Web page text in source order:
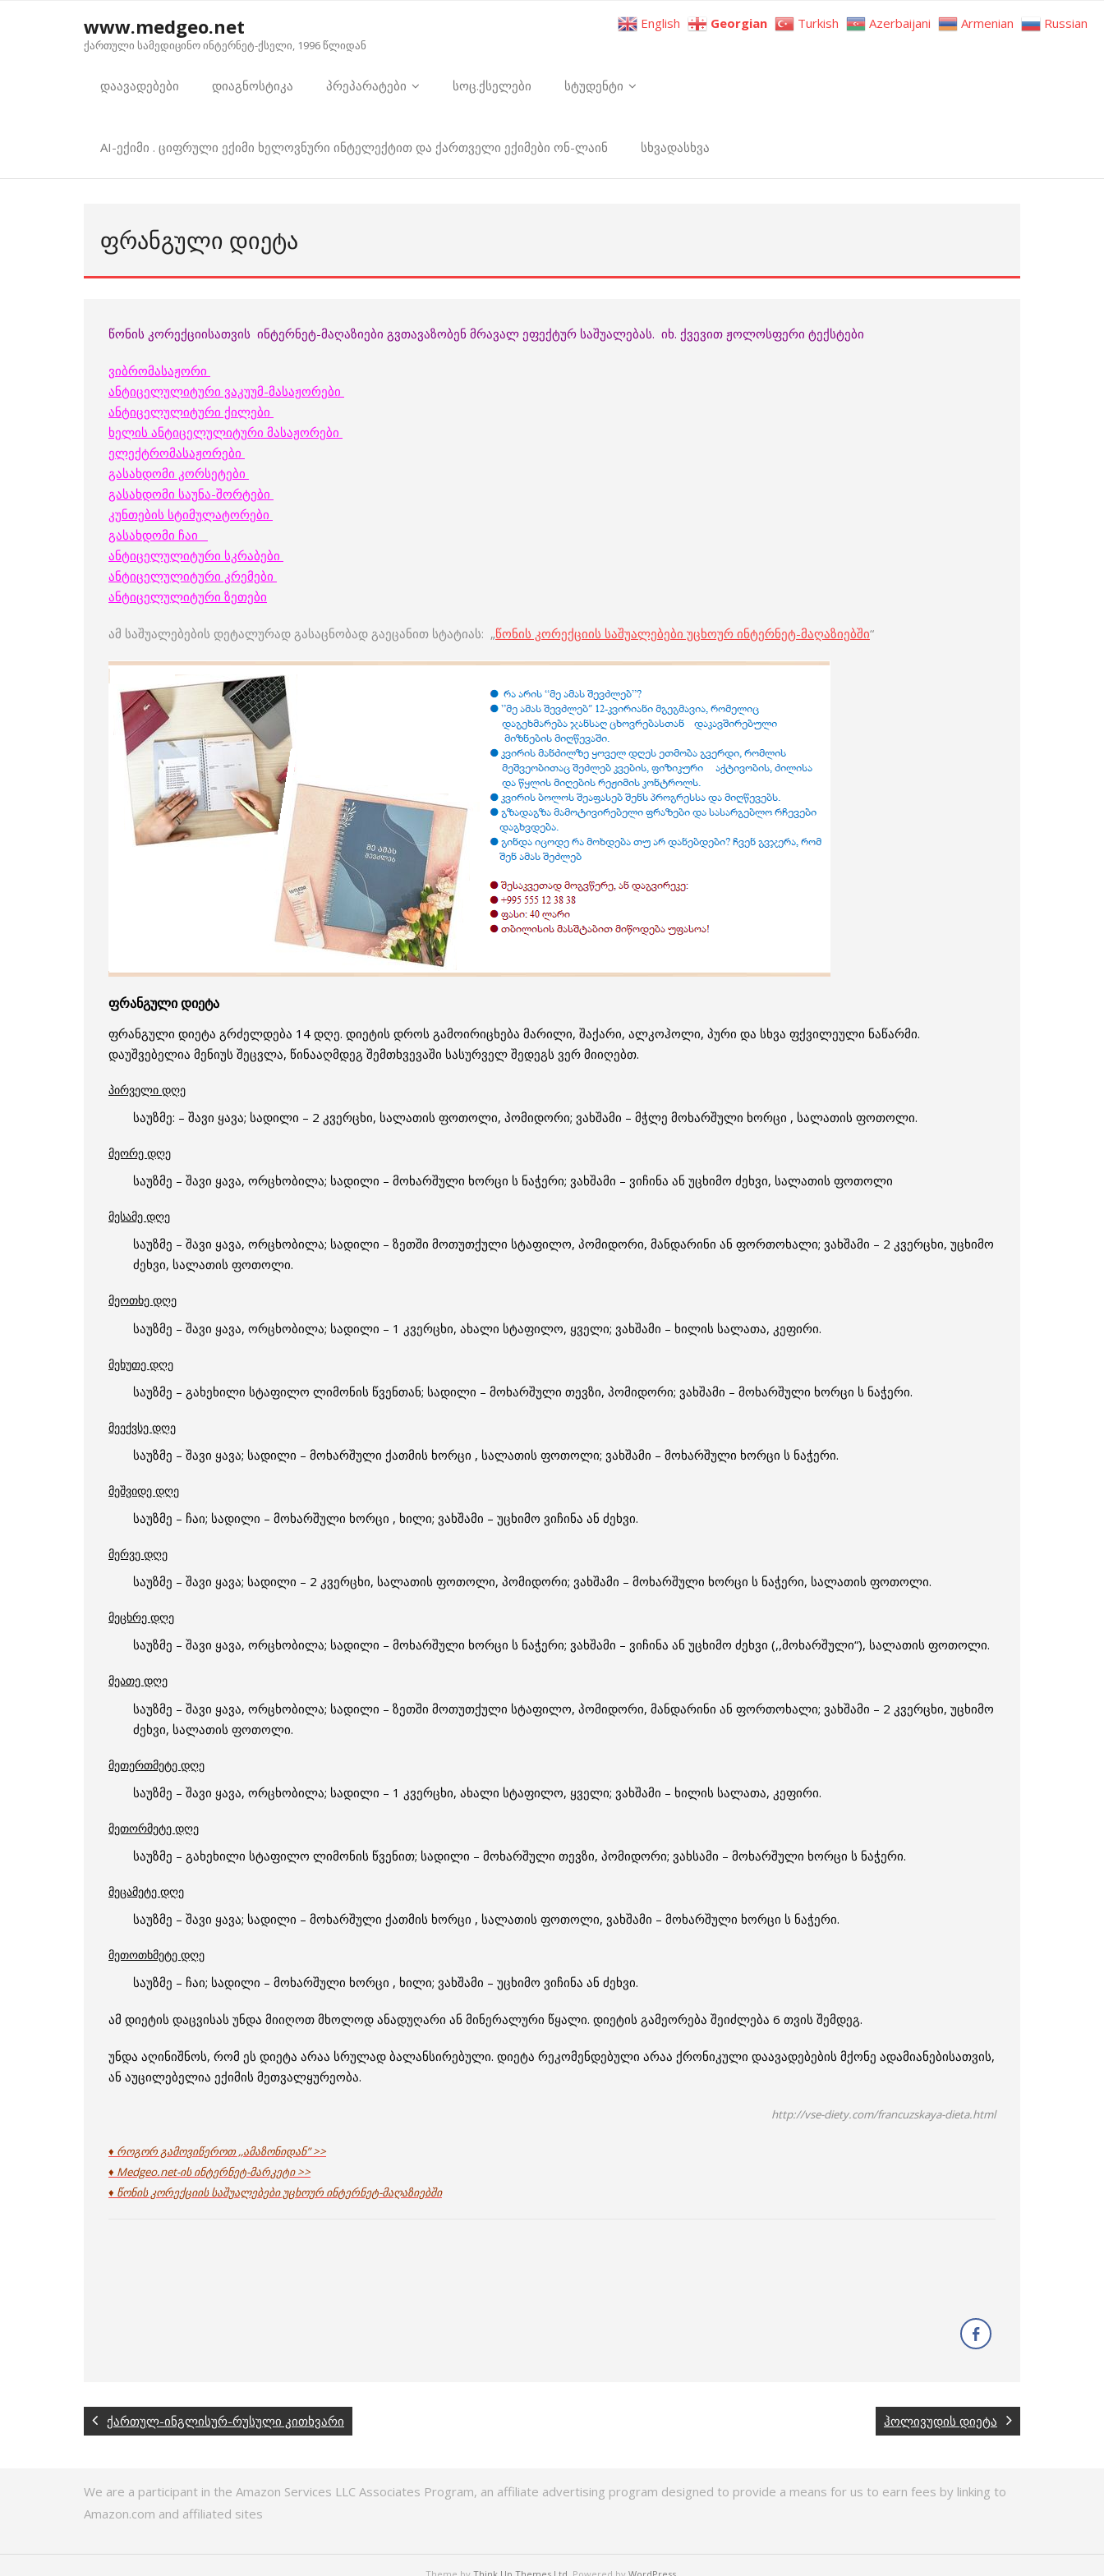
www.medgeo.net
ქართული სამედიცინო ინტერნეტ-ქსელი, 1996 წლიდან
დაავადებები დიაგნოსტიკა პრეპარატები სოც.ქსელები სტუდენტი
AI-ექიმი . ციფრული ექიმი ხელოვნური ინტელექტით და ქართველი ექიმები ონ-ლაინ სხვადასხვა
ᲤᲠᲐᲜᲒᲣᲚᲘ ᲓᲘᲔᲢᲐ
წონის კორექციისათვის ინტერნეტ-მაღაზიები გვთავაზობენ მრავალ ეფექტურ საშუალებას. იხ. ქვევით ჟოლოსფერი ტექსტები
ვიბრომასაჟორი
ანტიცელულიტური ვაკუუმ-მასაჟორები
ანტიცელულიტური ქილები
ხელის ანტიცელულიტური მასაჟორები
ელექტრომასაჟორები
გასახდომი კორსეტები
გასახდომი საუნა-შორტები
კუნთების სტიმულატორები
გასახდომი ჩაი
ანტიცელულიტური სკრაბები
ანტიცელულიტური კრემები
ანტიცელულიტური ზეთები
ამ საშუალებების დეტალურად გასაცნობად გაეცანით სტატიას: „წონის კორექციის საშუალებები უცხოურ ინტერნეტ-მაღაზიებში“
ფრანგული დიეტა
ფრანგული დიეტა გრძელდება 14 დღე. დიეტის დროს გამოირიცხება მარილი, შაქარი, ალკოჰოლი, პური და სხვა ფქვილეული ნაწარმი.
დაუშვებელია მენიუს შეცვლა, წინააღმდეგ შემთხვევაში სასურველ შედეგს ვერ მიიღებთ.
პირველი დღე
საუზმე: – შავი ყავა; სადილი – 2 კვერცხი, სალათის ფოთოლი, პომიდორი; ვახშამი – მჭლე მოხარშული ხორცი , სალათის ფოთოლი.
მეორე დღე
საუზმე – შავი ყავა, ორცხობილა; სადილი – მოხარშული ხორცი ს ნაჭერი; ვახშამი – ვიჩინა ან უცხიმო ძეხვი, სალათის ფოთოლი
მესამე დღე
საუზმე – შავი ყავა, ორცხობილა; სადილი – ზეთში მოთუთქული სტაფილო, პომიდორი, მანდარინი ან ფორთოხალი; ვახშამი – 2 კვერცხი, უცხიმო
ძეხვი, სალათის ფოთოლი.
მეოთხე დღე
საუზმე – შავი ყავა, ორცხობილა; სადილი – 1 კვერცხი, ახალი სტაფილო, ყველი; ვახშამი – ხილის სალათა, კეფირი.
მეხუთე დღე
საუზმე – გახეხილი სტაფილო ლიმონის წვენთან; სადილი – მოხარშული თევზი, პომიდორი; ვახშამი – მოხარშული ხორცი ს ნაჭერი.
მეექვსე დღე
საუზმე – შავი ყავა; სადილი – მოხარშული ქათმის ხორცი , სალათის ფოთოლი; ვახშამი – მოხარშული ხორცი ს ნაჭერი.
მეშვიდე დღე
საუზმე – ჩაი; სადილი – მოხარშული ხორცი , ხილი; ვახშამი – უცხიმო ვიჩინა ან ძეხვი.
მერვე დღე
საუზმე – შავი ყავა; სადილი – 2 კვერცხი, სალათის ფოთოლი, პომიდორი; ვახშამი – მოხარშული ხორცი ს ნაჭერი, სალათის ფოთოლი.
მეცხრე დღე
საუზმე – შავი ყავა, ორცხობილა; სადილი – მოხარშული ხორცი ს ნაჭერი; ვახშამი – ვიჩინა ან უცხიმო ძეხვი (,,მოხარშული“), სალათის ფოთოლი.
მეათე დღე
საუზმე – შავი ყავა, ორცხობილა; სადილი – ზეთში მოთუთქული სტაფილო, პომიდორი, მანდარინი ან ფორთოხალი; ვახშამი – 2 კვერცხი, უცხიმო
ძეხვი, სალათის ფოთოლი.
მეთერთმეტე დღე
საუზმე – შავი ყავა, ორცხობილა; სადილი – 1 კვერცხი, ახალი სტაფილო, ყველი; ვახშამი – ხილის სალათა, კეფირი.
მეთორმეტე დღე
საუზმე – გახეხილი სტაფილო ლიმონის წვენით; სადილი – მოხარშული თევზი, პომიდორი; ვახსამი – მოხარშული ხორცი ს ნაჭერი.
მეცამეტე დღე
საუზმე – შავი ყავა; სადილი – მოხარშული ქათმის ხორცი , სალათის ფოთოლი, ვახშამი – მოხარშული ხორცი ს ნაჭერი.
მეთოთხმეტე დღე
საუზმე – ჩაი; სადილი – მოხარშული ხორცი , ხილი; ვახშამი – უცხიმო ვიჩინა ან ძეხვი.
ამ დიეტის დაცვისას უნდა მიიღოთ მხოლოდ ანადუღარი ან მინერალური წყალი. დიეტის გამეორება შეიძლება 6 თვის შემდეგ.
უნდა აღინიშნოს, რომ ეს დიეტა არაა სრულად ბალანსირებული. დიეტა რეკომენდებული არაა ქრონიკული დაავადებების მქონე ადამიანებისათვის,
ან აუცილებელია ექიმის მეთვალყურეობა.
http://vse-diety.com/francuzskaya-dieta.html
♦ როგორ გამოვიწეროთ ,,ამაზონიდან” >>
♦ Medgeo.net-ის ინტერნეტ-მარკეტი >>
♦ წონის კორექციის საშუალებები უცხოურ ინტერნეტ-მაღაზიებში
ქართულ-ინგლისურ-რუსული კითხვარი ჰოლივუდის დიეტა
We are a participant in the Amazon Services LLC Associates Program, an affiliate advertising program designed to provide a means for us to earn fees by linking to
Amazon.com and affiliated sites
English Georgian Turkish Azerbaijani Armenian Russian